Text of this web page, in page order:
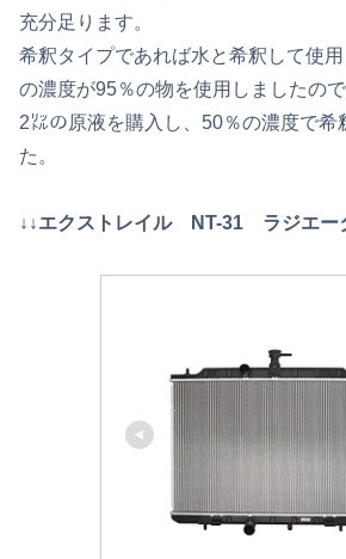
充分足ります。
希釈タイプであれば水と希釈して使
の濃度が95％の物を使用しましたので
2㍑の原液を購入し、50％の濃度で希
た。
↓↓エクストレイル NT-31 ラジエー